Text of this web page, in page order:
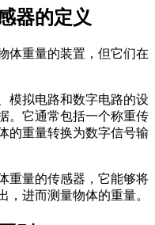
器的定义
体重量的装置，但它们在
模拟电路和数字电路的设
。它通常包括一个称重传
的重量转换为数字信号输
重量的传感器，它能够将
，进而测量物体的重量。